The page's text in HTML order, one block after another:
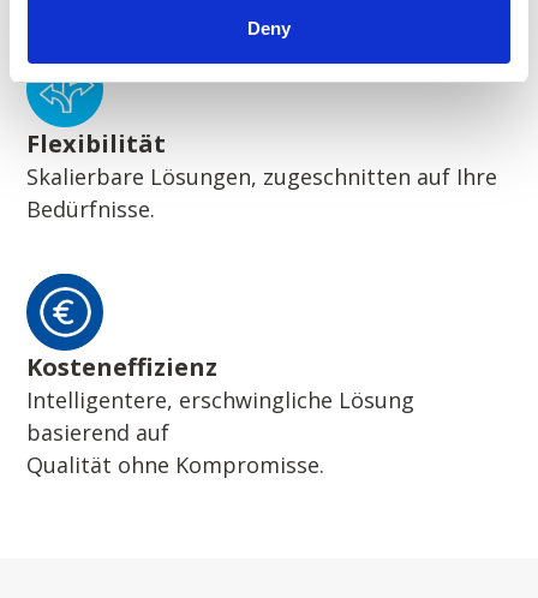
Deny
Flexibilität
Skalierbare Lösungen, zugeschnitten auf Ihre
Bedürfnisse.
Kosteneffizienz
Intelligentere, erschwingliche Lösung
basierend auf
Qualität ohne Kompromisse.